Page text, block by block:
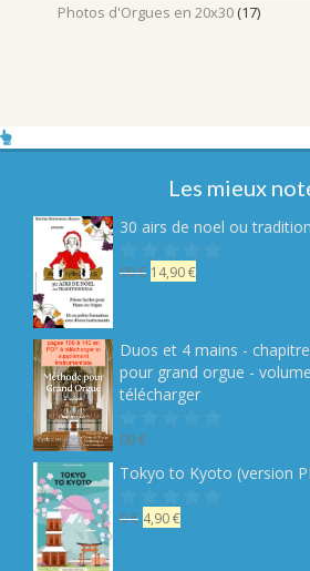
Photos d'Orgues en 20x30 (17)
Les mieux
30 airs de noel ou
90€ Le
19,90 €.
14,90€Le
14,90 €.
Duos et 4 mains -
pour grand orgue -
télécharger
00€
Tokyo to Kyoto (version
0€ Le
4,90€Le